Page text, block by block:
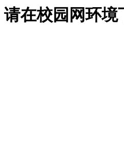
请在校园网环境